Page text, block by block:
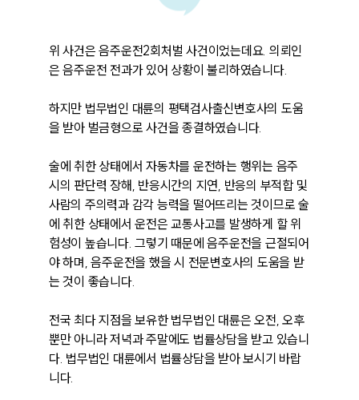
위 사건은 음주운전2회처벌 사건이었는데요. 의뢰인
은 음주운전 전과가 있어 상황이 불리하였습니다.
하지만 법무법인 대륜의 평택검사출신변호사의 도움
을 받아 벌금형으로 사건을 종결하였습니다.
술에 취한 상태에서 자동차를 운전하는 행위는 음주
시의 판단력 장해, 반응시간의 지연, 반응의 부적합 및
사람의 주의력과 감각 능력을 떨어뜨리는 것이므로 술
에 취한 상태에서 운전은 교통사고를 발생하게 할 위
험성이 높습니다. 그렇기 때문에 음주운전을 근절되어
야 하며, 음주운전을 했을 시 전문변호사의 도움을 받
는 것이 좋습니다.
전국 최다 지점을 보유한 법무법인 대륜은 오전, 오후
뿐만 아니라 저녁과 주말에도 법률상담을 받고 있습니
다. 법무법인 대륜에서 법률상담을 받아 보시기 바랍
니다.